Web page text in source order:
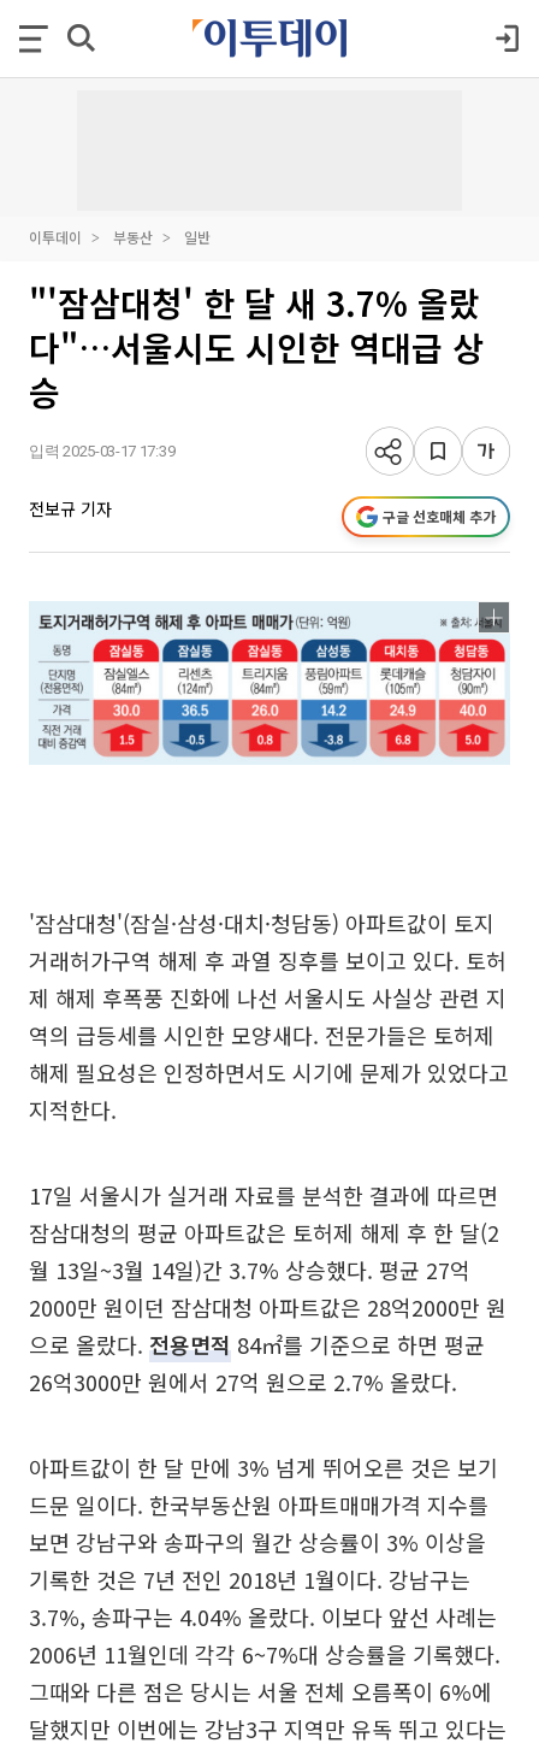
이투데이 부동산 일반
"'잠삼대청' 한 달 새 3.7% 올랐
다"…서울시도 시인한 역대급 상
승
입력 2025-03-17 17:39
전보규 기자 구글 선호매체 추가
'잠삼대청'(잠실·삼성·대치·청담동) 아파트값이 토지
거래허가구역 해제 후 과열 징후를 보이고 있다. 토허
제 해제 후폭풍 진화에 나선 서울시도 사실상 관련 지
역의 급등세를 시인한 모양새다. 전문가들은 토허제
해제 필요성은 인정하면서도 시기에 문제가 있었다고
지적한다.
17일 서울시가 실거래 자료를 분석한 결과에 따르면
잠삼대청의 평균 아파트값은 토허제 해제 후 한 달(2
월 13일~3월 14일)간 3.7% 상승했다. 평균 27억
2000만 원이던 잠삼대청 아파트값은 28억2000만 원
으로 올랐다. 전용면적 84㎡를 기준으로 하면 평균
26억3000만 원에서 27억 원으로 2.7% 올랐다.
아파트값이 한 달 만에 3% 넘게 뛰어오른 것은 보기
드문 일이다. 한국부동산원 아파트매매가격 지수를
보면 강남구와 송파구의 월간 상승률이 3% 이상을
기록한 것은 7년 전인 2018년 1월이다. 강남구는
3.7%, 송파구는 4.04% 올랐다. 이보다 앞선 사례는
2006년 11월인데 각각 6~7%대 상승률을 기록했다.
그때와 다른 점은 당시는 서울 전체 오름폭이 6%에
달했지만 이번에는 강남3구 지역만 유독 뛰고 있다는